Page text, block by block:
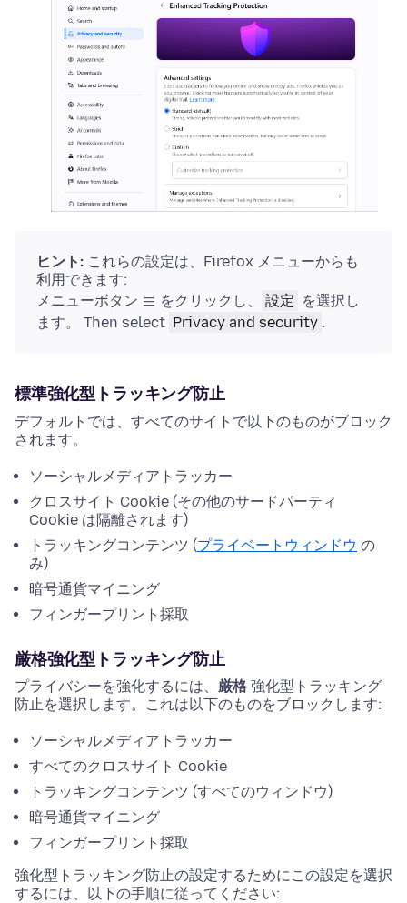
ヒント: これらの設定は、Firefox メニューからも
利用できます:
メニューボタン
をクリックし、 設定 を選択し
ます。
Then select Privacy and security .
標準強化型トラッキング防止
デフォルトでは、すべてのサイトで以下のものがブロック
されます。
ソーシャルメディアトラッカー
クロスサイト Cookie (その他のサードパーティ
Cookie は隔離されます)
トラッキングコンテンツ (プライベートウィンドウ の
み)
暗号通貨マイニング
フィンガープリント採取
厳格強化型トラッキング防止
プライバシーを強化するには、 厳格 強化型トラッキング
防止を選択します。これは以下のものをブロックします:
ソーシャルメディアトラッカー
すべてのクロスサイト Cookie
トラッキングコンテンツ (すべてのウィンドウ)
暗号通貨マイニング
フィンガープリント採取
強化型トラッキング防止の設定するためにこの設定を選択
するには、以下の手順に従ってください: